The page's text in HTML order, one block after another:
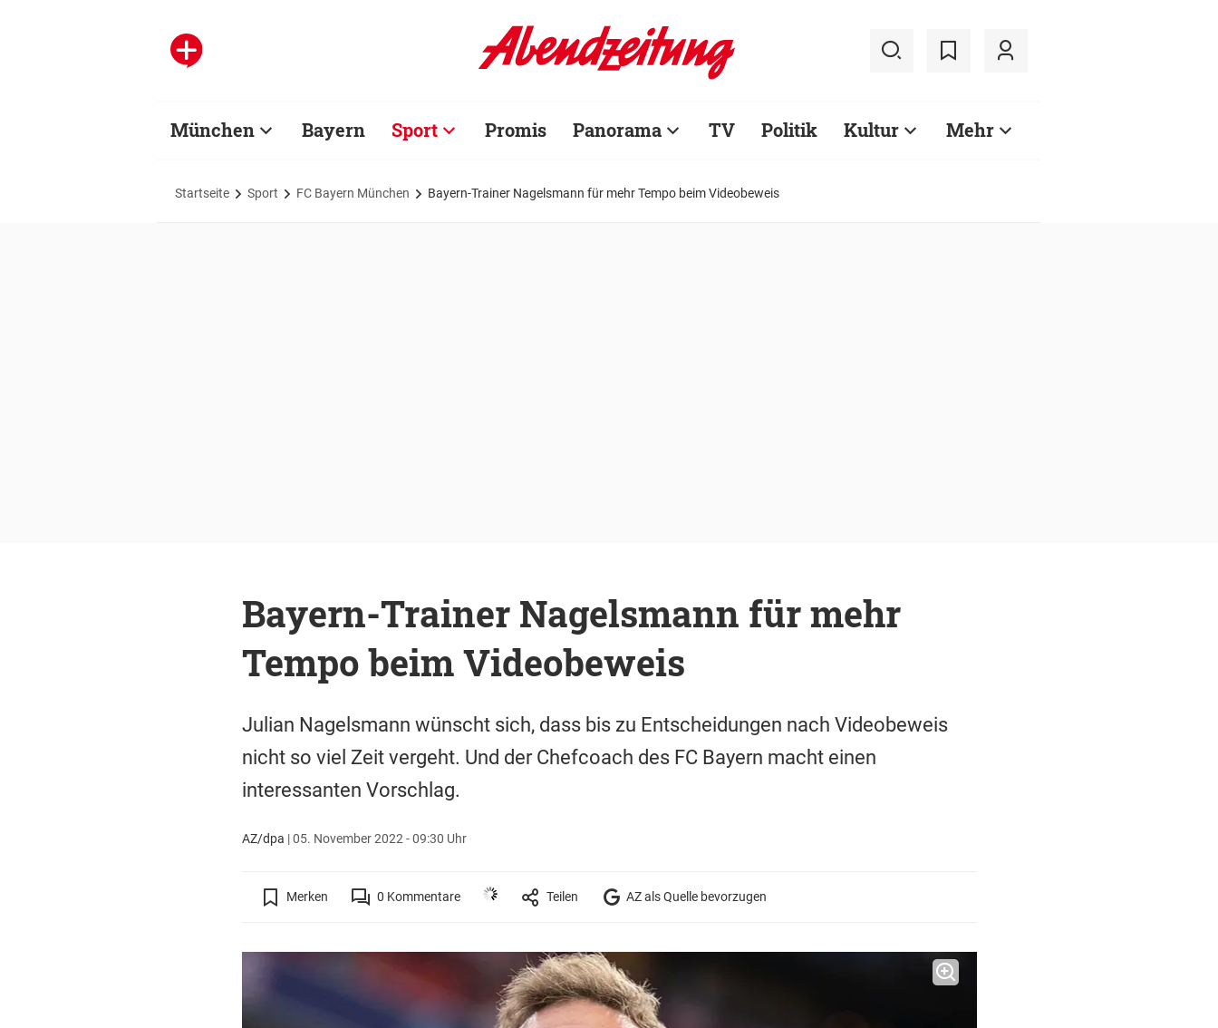
München Bayern Sport Promis Panorama TV Politik Kultur Mehr
Startseite Sport FC Bayern München Bayern-Trainer Nagelsmann für mehr Tempo beim Videobeweis
Bayern-Trainer Nagelsmann für mehr
Tempo beim Videobeweis
Julian Nagelsmann wünscht sich, dass bis zu Entscheidungen nach Videobeweis
nicht so viel Zeit vergeht. Und der Chefcoach des FC Bayern macht einen
interessanten Vorschlag.
AZ/dpa |05. November 2022 - 09:30 Uhr
Merken 0 Kommentare Teilen AZ als Quelle bevorzugen